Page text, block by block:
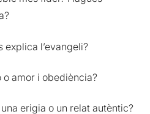
explica l’evangeli?
amor i obediència?
una erigia o un relat autèntic?